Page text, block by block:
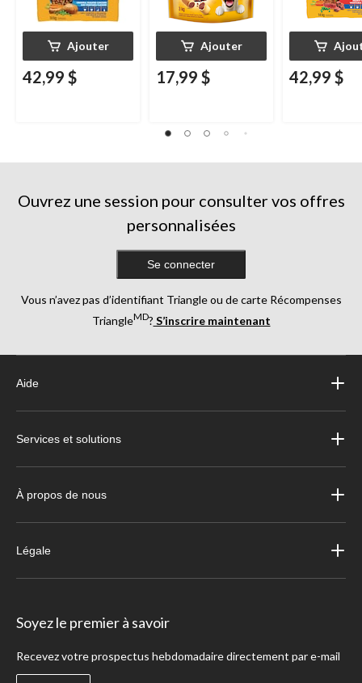
Ajouter
42,99 $
Ajouter
17,99 $ 42,99 $
Ouvrez une session pour consulter vos offres
personnalisées
Se connecter
Vous n’avez pas d’identifiant Triangle ou de carte Récompenses
TriangleMD? S’inscrire maintenant
Aide
Services et solutions
À propos de nous
Légale
Soyez le premier à savoir
Recevez votre prospectus hebdomadaire directement par e-mail